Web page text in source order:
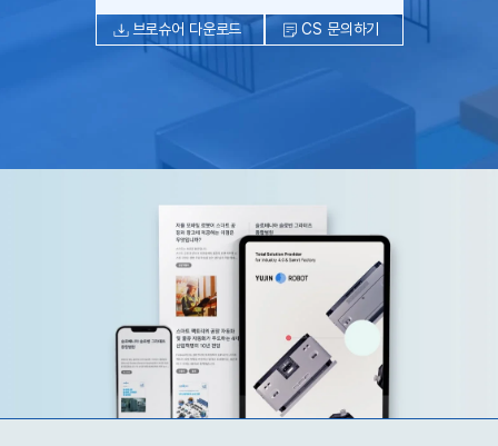
브로슈어 다운로드 CS 문의하기